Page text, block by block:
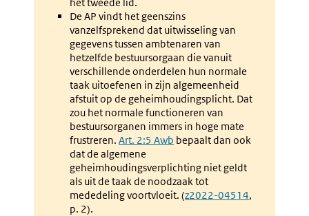
De AP vindt het geenszins
vanzelfsprekend dat uitwisseling van
gegevens tussen ambtenaren van
hetzelfde bestuursorgaan die vanuit
verschillende onderdelen hun normale
taak uitoefenen in zijn algemeenheid
afstuit op de geheimhoudingsplicht. Dat
zou het normale functioneren van
bestuursorganen immers in hoge mate
frustreren. Externe
link:
Art. 2:5 Awb bepaalt dan ook
dat de algemene
geheimhoudingsverplichting niet geldt
als uit de taak de noodzaak tot
mededeling voortvloeit. (Externe
z2022-04514,
p. 2).